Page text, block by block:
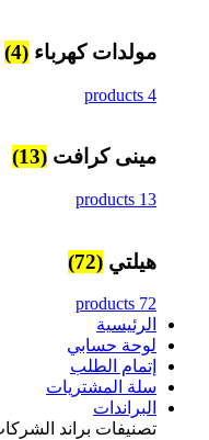
مولدات كهرباء (4)
4 products
مينى كرافت (13)
13 products
هيلتي (72)
72 products
الرئيسية
لوحة حسابي
إتمام الطلب
سلة المشتريات
البراندات
تصنيفات براند